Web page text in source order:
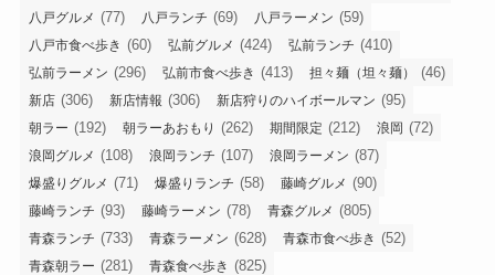
八戸グルメ (77) 八戸ランチ (69) 八戸ラーメン (59)
八戸市食べ歩き (60) 弘前グルメ (424) 弘前ランチ (410)
弘前ラーメン (296) 弘前市食べ歩き (413) 担々麺（坦々麺） (46)
新店 (306) 新店情報 (306) 新店狩りのハイボールマン (95)
朝ラー (192) 朝ラーあおもり (262) 期間限定 (212) 浪岡 (72)
浪岡グルメ (108) 浪岡ランチ (107) 浪岡ラーメン (87)
爆盛りグルメ (71) 爆盛りランチ (58) 藤崎グルメ (90)
藤崎ランチ (93) 藤崎ラーメン (78) 青森グルメ (805)
青森ランチ (733) 青森ラーメン (628) 青森市食べ歩き (52)
青森朝ラー (281) 青森食べ歩き (825)